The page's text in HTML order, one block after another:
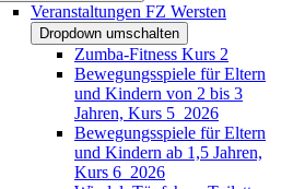
Veranstaltungen FZ Wersten
Dropdown umschalten
Zumba-Fitness Kurs 2
Bewegungsspiele für Eltern
und Kindern von 2 bis 3
Jahren, Kurs 5_2026
Bewegungsspiele für Eltern
und Kindern ab 1,5 Jahren,
Kurs 6_2026